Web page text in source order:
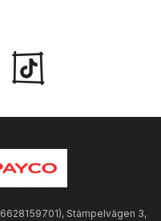
Stämpelvägen 3,